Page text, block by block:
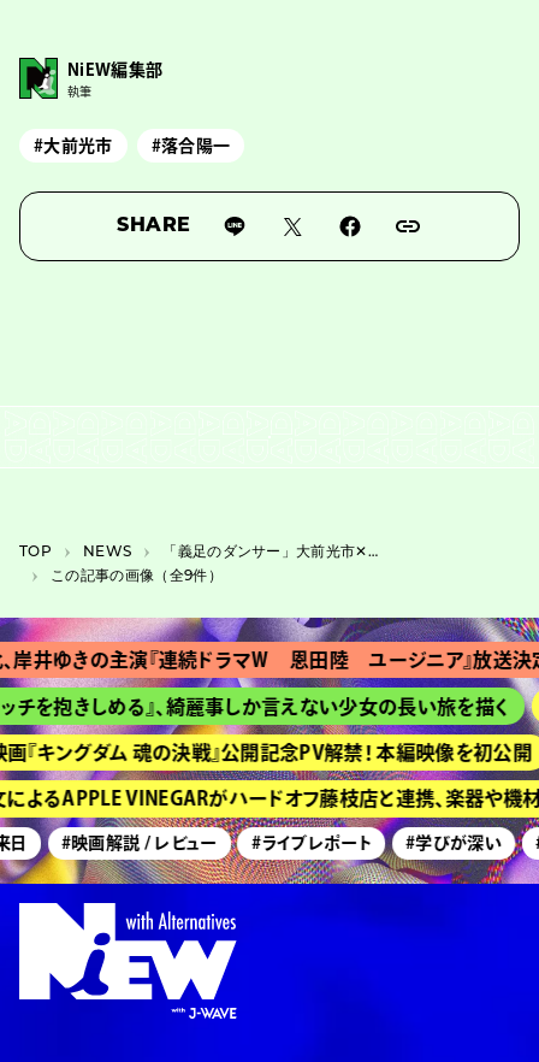
NiEW編集部
執筆
#大前光市 #落合陽一
SHARE
TOP NEWS
「義足のダンサー」大前光市✕落合陽一、岐阜の国指定重要文化財で特別公演
この記事の画像（全9件）
岸井ゆきの主演『連続ドラマＷ 恩田陸 ユージニア』放送決定
チを抱きしめる』、綺麗事しか言えない少女の長い旅を描く
キングダム 魂の決戦』公開記念PV解禁！ 本編映像を初公開
よるAPPLE VINEGARがハードオフ藤枝店と連携、楽器や機
日 #映画解説 / レビュー #ライブレポート #学びが深い